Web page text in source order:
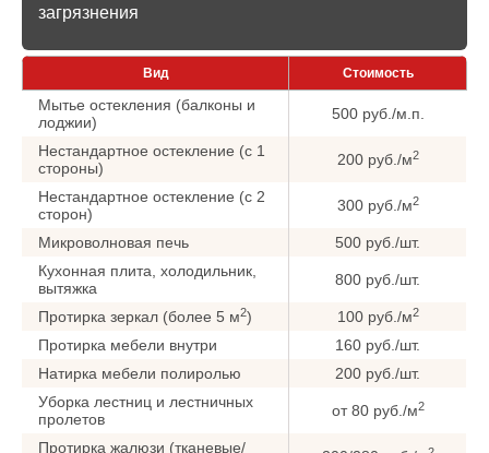
загрязнения
Вид Стоимость
Мытье остекления (балконы и
лоджии)
500 руб./м.п.
Нестандартное остекление (с 1
стороны)
200 руб./м2
Нестандартное остекление (с 2
сторон)
300 руб./м2
Микроволновая печь
500 руб./шт.
Кухонная плита, холодильник,
вытяжка
800 руб./шт.
Протирка зеркал (более 5 м2) 100 руб./м2
Протирка мебели внутри
160 руб./шт.
Натирка мебели полиролью
200 руб./шт.
Уборка лестниц и лестничных
пролетов
от 80 руб./м2
Протирка жалюзи (тканевые/